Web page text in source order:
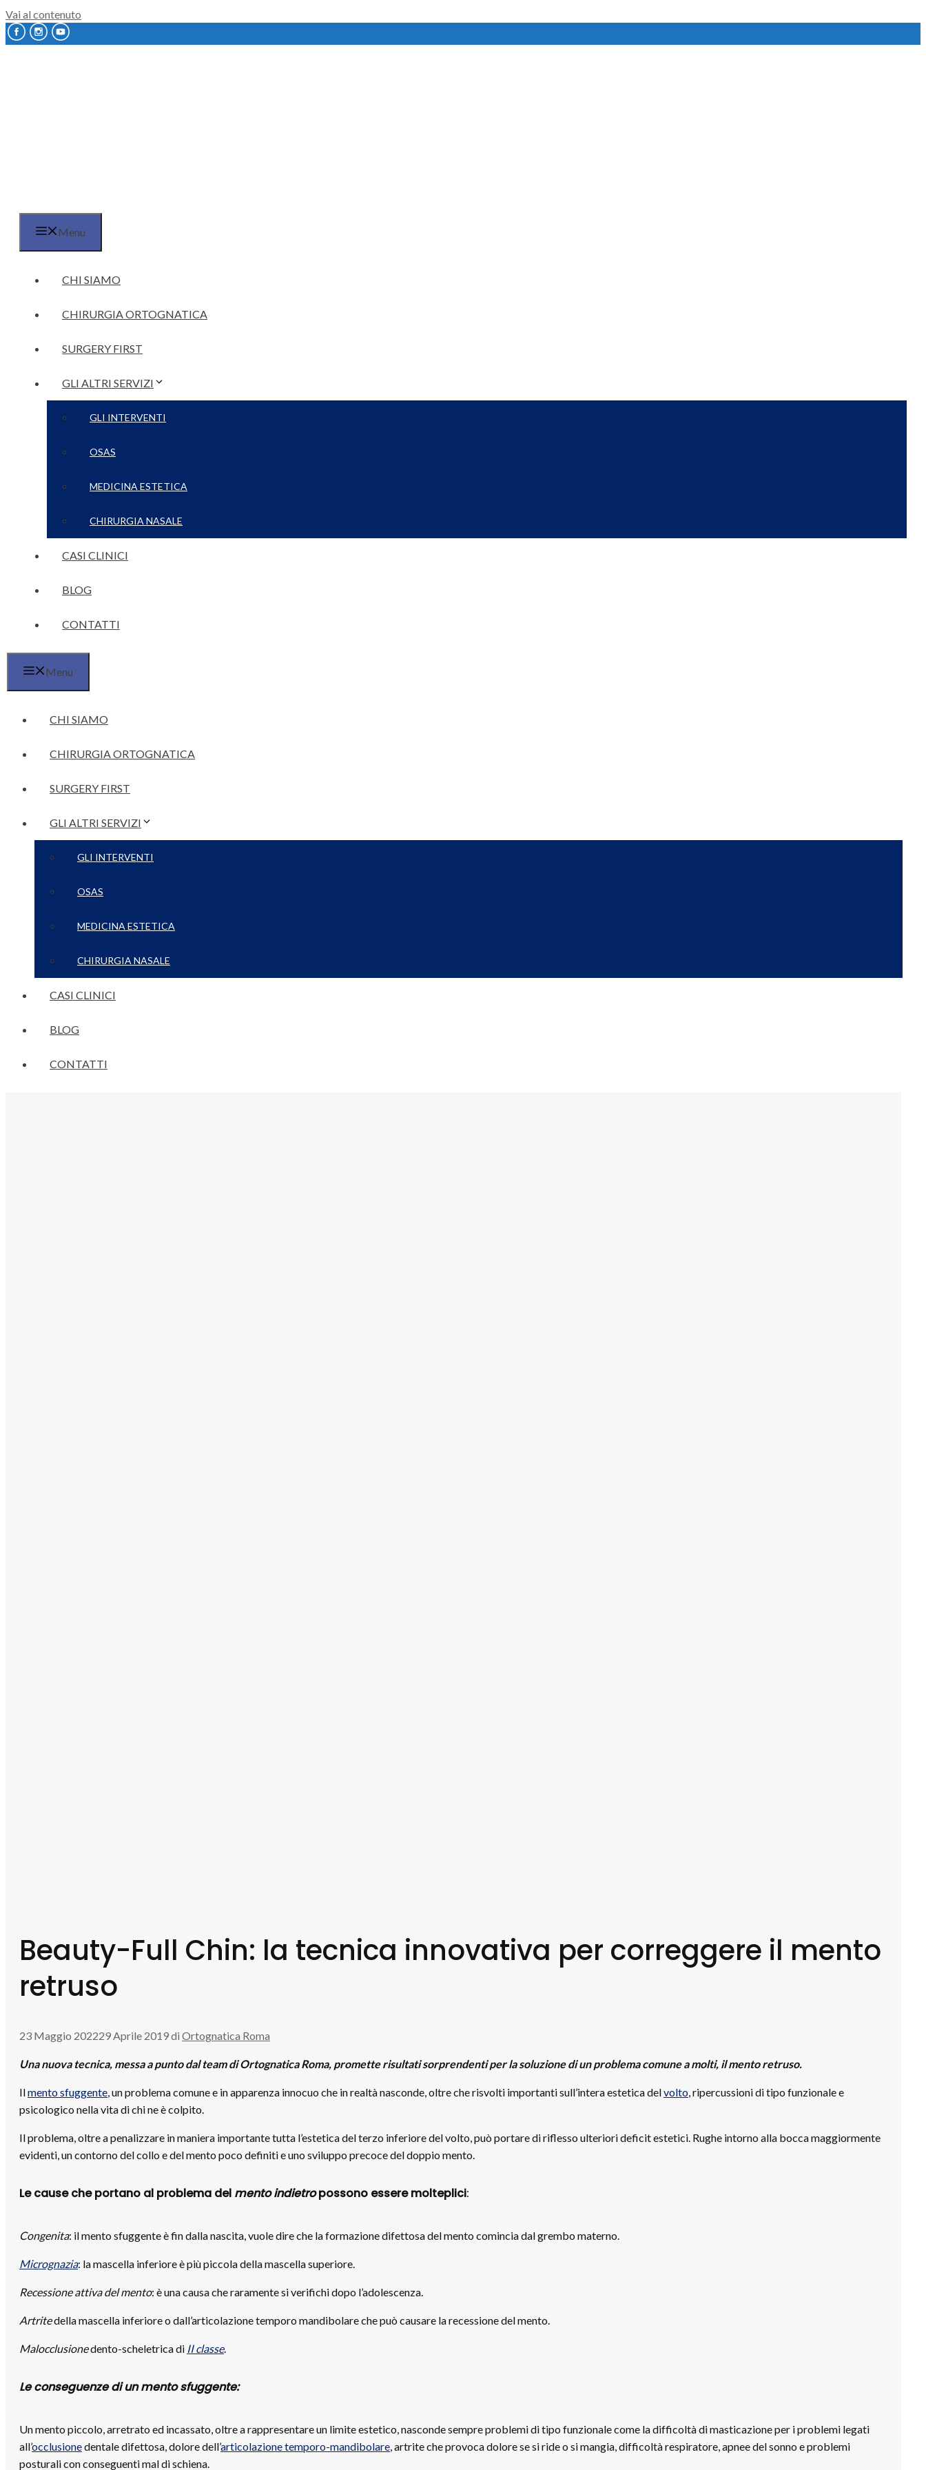
Vai al contenuto
Menu
CHI SIAMO
CHIRURGIA ORTOGNATICA
SURGERY FIRST
GLI ALTRI SERVIZI
GLI INTERVENTI
OSAS
MEDICINA ESTETICA
CHIRURGIA NASALE
CASI CLINICI
BLOG
CONTATTI
Menu
CHI SIAMO
CHIRURGIA ORTOGNATICA
SURGERY FIRST
GLI ALTRI SERVIZI
GLI INTERVENTI
OSAS
MEDICINA ESTETICA
CHIRURGIA NASALE
CASI CLINICI
BLOG
CONTATTI
Beauty-Full Chin: la tecnica innovativa per correggere il mento
retruso
23 Maggio 202229 Aprile 2019di Ortognatica Roma
Una nuova tecnica, messa a punto dal team di Ortognatica Roma, promette risultati sorprendenti per la soluzione di un problema comune a molti, il mento retruso.
Ilmento sfuggente, un problema comune e in apparenza innocuo che in realtà nasconde, oltre che risvolti importanti sull’intera estetica delvolto, ripercussioni di tipo funzionale e
psicologico nella vita di chi ne è colpito.
Il problema, oltre a penalizzare in maniera importante tutta l’estetica del terzo inferiore del volto, può portare di riflesso ulteriori deficit estetici. Rughe intorno alla bocca maggiormente
evidenti, un contorno del collo e del mento poco definiti e uno sviluppo precoce del doppio mento.
Le cause che portano al problema del mento indietropossono essere molteplici:
Congenita: il mento sfuggente è fin dalla nascita, vuole dire che la formazione difettosa del mento comincia dal grembo materno.
Micrognazia: la mascella inferiore è più piccola della mascella superiore.
Recessione attiva del mento: è una causa che raramente si verifichi dopo l’adolescenza.
Artritedella mascella inferiore o dall’articolazione temporo mandibolare che può causare la recessione del mento.
Malocclusionedento-scheletrica di II classe.
Le conseguenze di un mento sfuggente:
Un mento piccolo, arretrato ed incassato, oltre a rappresentare un limite estetico, nasconde sempre problemi di tipo funzionale come la difficoltà di masticazione per i problemi legati
all’occlusionedentale difettosa, dolore dell’articolazione temporo-mandibolare , artrite che provoca dolore se si ride o si mangia, difficoltà respiratore, apnee del sonno e problemi
posturali con conseguenti mal di schiena.